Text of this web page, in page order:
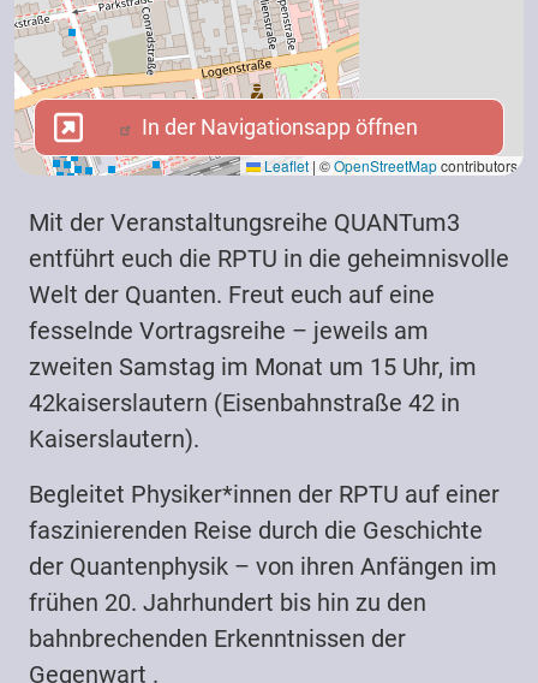
Leaflet | ©OpenStreetMapcontributors
In der Navigationsapp öffnen
In der Navigationsapp öffnen
Mit der Veranstaltungsreihe QUANTum3
entführt euch die RPTU in die geheimnisvolle
Welt der Quanten. Freut euch auf eine
fesselnde Vortragsreihe – jeweils am
zweiten Samstag im Monat um 15 Uhr, im
42kaiserslautern (Eisenbahnstraße 42 in
Kaiserslautern).
Begleitet Physiker*innen der RPTU auf einer
faszinierenden Reise durch die Geschichte
der Quantenphysik – von ihren Anfängen im
frühen 20. Jahrhundert bis hin zu den
bahnbrechenden Erkenntnissen der
Gegenwart .